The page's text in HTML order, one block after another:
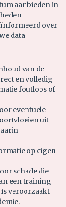
aanbieden in
over
data.
van de
en volledig
foutloos of
eventuele
uit
op eigen
schade die
een training
veroorzaakt